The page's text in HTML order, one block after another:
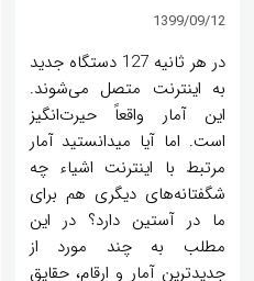
1399/09/12
در هر ثانیه 127 دستگاه جدید
به اینترنت متصل می‌شوند.
این آمار واقعاً حیرت‌انگیز
است. اما آیا میدانستید آمار
مرتبط با اینترنت اشیاء چه
شگفتانه‌های دیگری هم برای
ما در آستین دارد؟ در این
مطلب به چند مورد از
جدیدترین آمار و ارقام، حقایق